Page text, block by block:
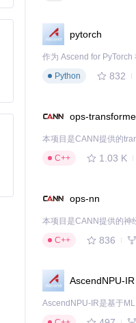
pytorch
Python
832
ops-
C++
1.03 K
ops-nn
C++
836
AscendNPU-IR